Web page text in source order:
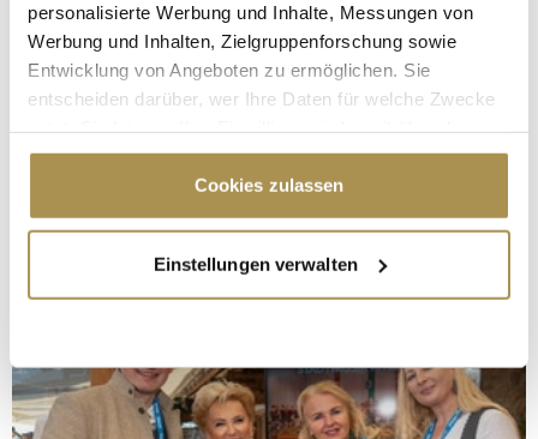
personalisierte Werbung und Inhalte, Messungen von
Werbung und Inhalten, Zielgruppenforschung sowie
Entwicklung von Angeboten zu ermöglichen. Sie
entscheiden darüber, wer Ihre Daten für welche Zwecke
Cookie-Erklärung oder durch Klicken auf das Privacy
Trigger Symbol ändern oder widerrufen
Informationen über Ihre geografische Lage
erfassen, welche bis auf einige Meter genau sein
bestimmten Merkmalen (Fingerprinting) identifizieren
Erfahren Sie mehr darüber, wie Ihre persönlichen Daten
Cookies zulassen
Einstellungen verwalten